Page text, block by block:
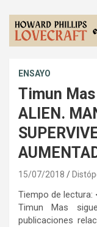
ENSAYO
Timun
ALIEN.
15/07/2018
Tiempo de lectura:
Timun Mas
publicaciones